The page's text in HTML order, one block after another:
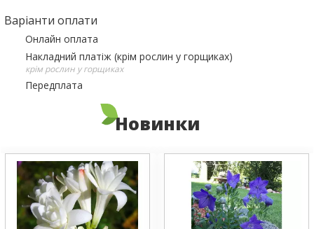
Варіанти оплати
Онлайн оплата
Накладний платіж (крім рослин у горщиках)
крім рослин у горщиках
Передплата
Новинки